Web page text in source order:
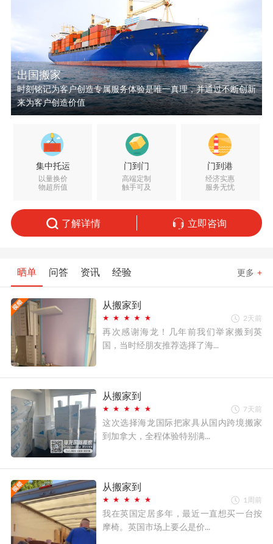
出国搬家
时刻铭记为客户创造专属服务体验是唯一真理，并通过不断创新
来为客户创造价值
集中托运
以量换价
物超所值
门到门
高端定制
触手可及
门到港
经济实惠
服务无忧
了解详情 立即咨询
晒单 问答 资讯 经验 更多 +
从搬家到
2天前
再次感谢海龙！几年前我们举家搬到英
国，当时经朋友推荐选择了海...
从搬家到
7天前
这次选择海龙国际把家具从国内跨境搬家
到加拿大，全程体验特别满...
从搬家到
1周前
我在英国定居多年，最近一直想买一台按
摩椅。英国市场上要么是价...